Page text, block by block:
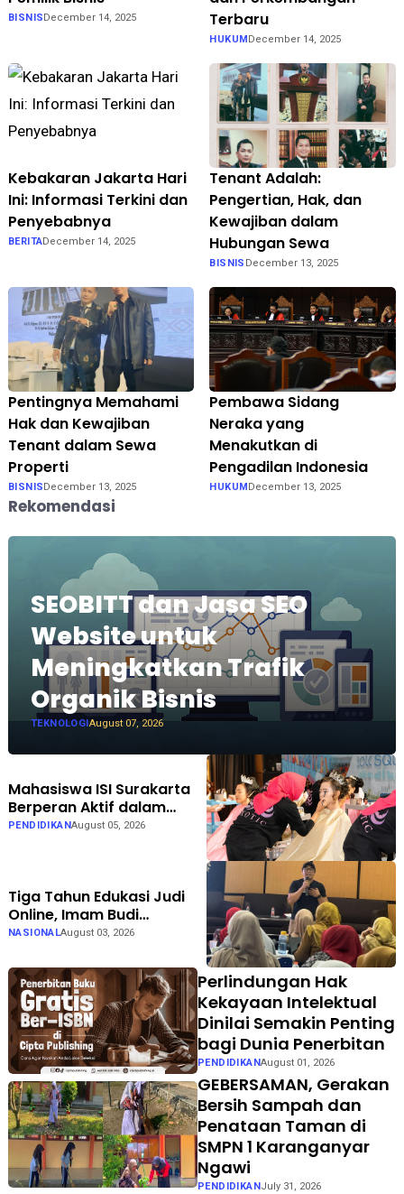
BISNISDecember 14, 2025
Terbaru
HUKUMDecember 14, 2025
Kebakaran Jakarta Hari
Ini: Informasi Terkini dan
Penyebabnya
BERITADecember 14, 2025
Tenant Adalah:
Pengertian, Hak, dan
Kewajiban dalam
Hubungan Sewa
BISNIS December 13, 2025
Pentingnya Memahami
Hak dan Kewajiban
Tenant dalam Sewa
Properti
BISNISDecember 13, 2025
Pembawa Sidang
Neraka yang
Menakutkan di
Pengadilan Indonesia
HUKUMDecember 13, 2025
Rekomendasi
SEOBITT dan Jasa SEO
Website untuk
Meningkatkan Trafik
Organik Bisnis
TEKNOLOGIAugust 07, 2026
Mahasiswa ISI Surakarta
Berperan Aktif dalam
Persiapan hingga
PENDIDIKANAugust 05, 2026
Tiga Tahun Edukasi Judi
Online, Imam Budi
Hadirkan Brain Recovery
NASIONALAugust 03, 2026
Perlindungan Hak
Kekayaan Intelektual
Dinilai Semakin Penting
bagi Dunia Penerbitan
PENDIDIKANAugust 01, 2026
GEBERSAMAN, Gerakan
Bersih Sampah dan
Penataan Taman di
SMPN 1 Karanganyar
Ngawi
PENDIDIKAN July 31, 2026